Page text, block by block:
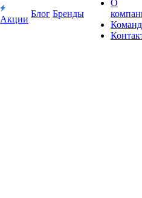
Акции
Блог Бренды
О